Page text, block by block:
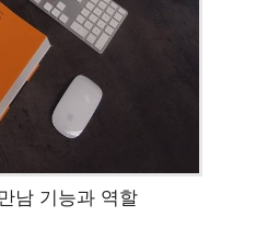
남 기능과 역할